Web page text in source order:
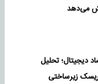
می‌دهد
دیجیتال؛ تحلیل
زیرساختی